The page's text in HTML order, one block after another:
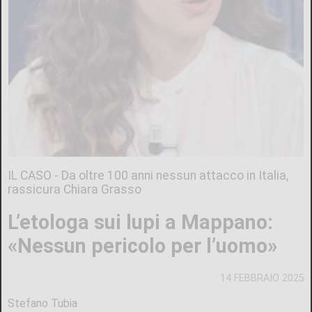
14 FEBBRAIO 2025
IL CASO - Da oltre 100 anni nessun attacco in Italia,
rassicura Chiara Grasso
L’etologa sui lupi a Mappano:
«Nessun pericolo per l’uomo»
Stefano Tubia